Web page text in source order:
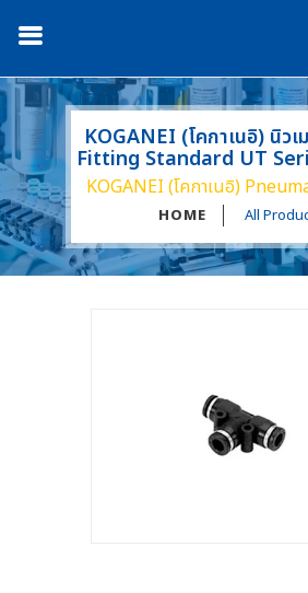
KOGANEI (โคกาเนอิ) นิว
Fitting Standard UT
KOGANEI (โคกาเนอิ)
HOME All